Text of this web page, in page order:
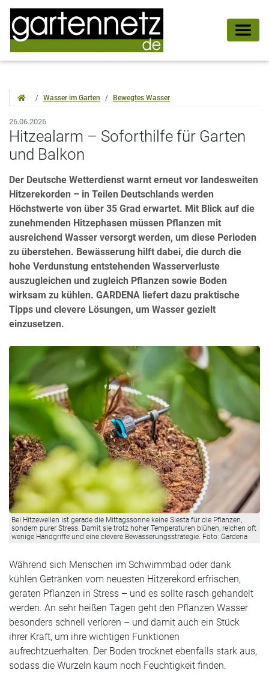
Wasser im Garten Bewegtes Wasser
26.06.2026
Hitzealarm – Soforthilfe für Garten
und Balkon
Der Deutsche Wetterdienst warnt erneut vor landesweiten
Hitzerekorden – in Teilen Deutschlands werden
Höchstwerte von über 35 Grad erwartet. Mit Blick auf die
zunehmenden Hitzephasen müssen Pflanzen mit
ausreichend Wasser versorgt werden, um diese Perioden
zu überstehen. Bewässerung hilft dabei, die durch die
hohe Verdunstung entstehenden Wasserverluste
auszugleichen und zugleich Pflanzen sowie Boden
wirksam zu kühlen. GARDENA liefert dazu praktische
Tipps und clevere Lösungen, um Wasser gezielt
einzusetzen.
Bei Hitzewellen ist gerade die Mittagssonne keine Siesta für die Pflanzen,
sondern purer Stress. Damit sie trotz hoher Temperaturen blühen, reichen oft
wenige Handgriffe und eine clevere Bewässerungsstrategie. Foto: Gardena
Während sich Menschen im Schwimmbad oder dank
kühlen Getränken vom neuesten Hitzerekord erfrischen,
geraten Pflanzen in Stress – und es sollte rasch gehandelt
werden. An sehr heißen Tagen geht den Pflanzen Wasser
besonders schnell verloren – und damit auch ein Stück
ihrer Kraft, um ihre wichtigen Funktionen
aufrechtzuerhalten. Der Boden trocknet ebenfalls stark aus,
sodass die Wurzeln kaum noch Feuchtigkeit finden.